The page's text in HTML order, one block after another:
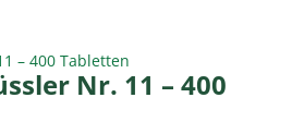
– 400 Tabletten
Nr. 11 – 400